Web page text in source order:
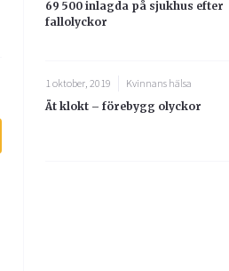
69 500 inlagda på sjukhus efter
fallolyckor
1 oktober, 2019
Kvinnans hälsa
Ät klokt – förebygg olyckor